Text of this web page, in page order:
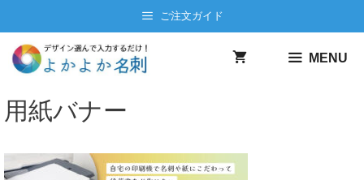
ン
へ
キ
ッ
ご注文ガイド
MENU
用紙バナー